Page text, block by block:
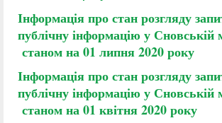
Інформація про стан розгляду
публічну інформацію у Сновській
станом на 01 липня 2020 року
Інформація про стан розгляду
публічну інформацію у Сновській
станом на 01 квітня 2020 року